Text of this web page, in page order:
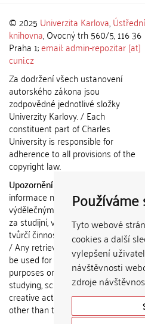
Tyto webové
cookies a další
vylepšení
návštěvnosti
zdroje
© 2025 Univerzita Karlova,Ústřední
knihovna, Ovocný trh 560/5, 116 36
Praha 1;email: admin-repozitar [at]
cuni.cz
Za dodržení všech ustanovení
autorského zákona jsou
zodpovědné jednotlivé složky
Univerzity Karlovy. / Each
constituent part of Charles
University is responsible for
adherence to all provisions of the
copyright law.
Upozornění / Notice:
informace nemohou být použity k
výdělečným účelům nebo vydávány
za studijní, vědeckou nebo jinou
tvůrčí činnost jiné osoby než autora.
/ Any retrieved information shall
be used for any commercial
purposes or claimed as results of
studying, scientific or any other
creative activities of any person
other than the author.